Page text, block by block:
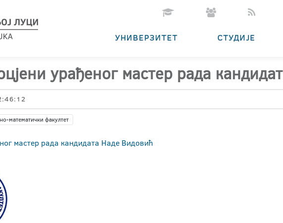
УНИВЕРЗИТЕТ СТУДИЈЕ
урађеног мастер рада
математички факултет
мастер рада кандидата Наде Видовић